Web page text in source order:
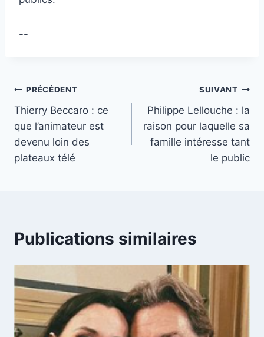
--
Navigation
de
l’article
PRÉCÉDENT
Thierry Beccaro : ce
que l’animateur est
devenu loin des
plateaux télé
SUIVANT
Philippe Lellouche : la
raison pour laquelle sa
famille intéresse tant
le public
Publications similaires